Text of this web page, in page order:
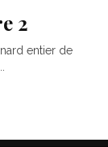
2
entier de